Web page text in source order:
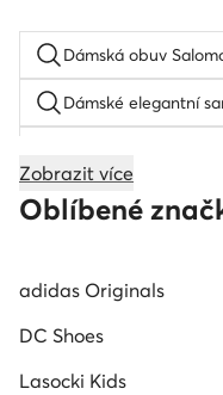
Dámská obuv
Dámské elegantní
Dětské tenisky
Zobrazit více
Oblíbené
adidas Originals
DC Shoes
Lasocki Kids